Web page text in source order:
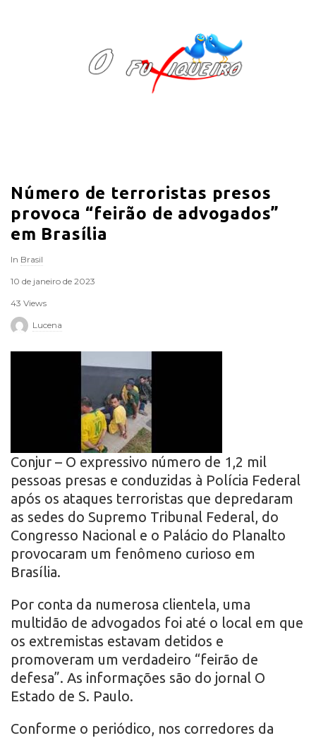
F
q
u
e
r
o
Número de terroristas presos
provoca “feirão de advogados”
em Brasília
In Brasil
10 de janeiro de 2023
43 Views
Lucena
Conjur – O expressivo número de 1,2 mil
pessoas presas e conduzidas à Polícia Federal
após os ataques terroristas que depredaram
as sedes do Supremo Tribunal Federal, do
Congresso Nacional e o Palácio do Planalto
provocaram um fenômeno curioso em
Brasília.
Por conta da numerosa clientela, uma
multidão de advogados foi até o local em que
os extremistas estavam detidos e
promoveram um verdadeiro “feirão de
defesa”. As informações são do jornal O
Estado de S. Paulo.
Conforme o periódico, nos corredores da